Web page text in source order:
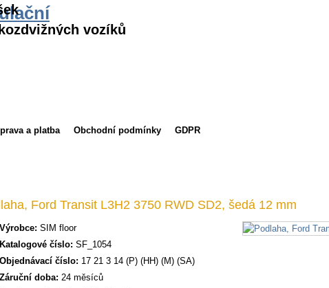
vozíků
a platba Obchodní podmínky GDPR
Ford Transit L3H2 3750 RWD SD2, šedá 12 mm
Výrobce: SIM floor
Katalogové číslo: SF_1054
Objednávací číslo: 17 21 3 14 (P) (HH) (M) (SA)
Záruční doba: 24 měsíců